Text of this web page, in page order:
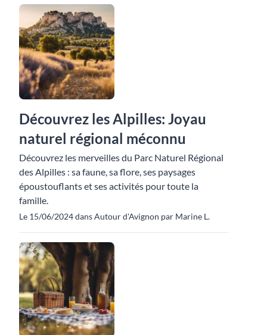
Découvrez les Alpilles: Joyau
naturel régional méconnu
Découvrez les merveilles du Parc Naturel Régional
des Alpilles : sa faune, sa flore, ses paysages
époustouflants et ses activités pour toute la
famille.
Le 15/06/2024 dans Autour d'Avignon par Marine L.